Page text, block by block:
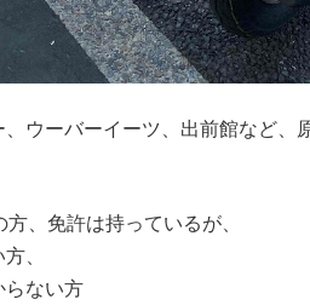
ウーバーイーツ、出前館など、
、免許は持っているが、
、
らない方